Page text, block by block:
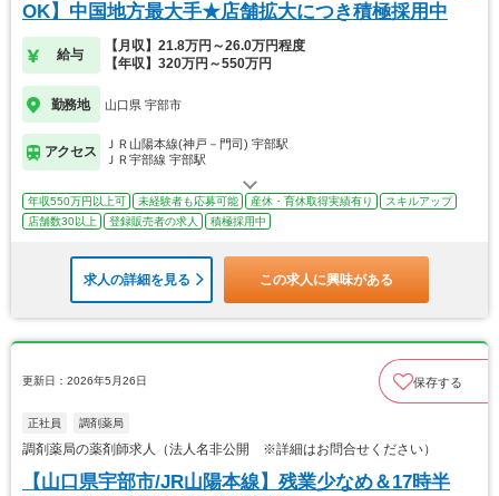
OK】中国地方最大手★店舗拡大につき積極採用中
給与
【月収】21.8万円～26.0万円程度
【年収】320万円～550万円
勤務地 山口県 宇部市
アクセス
ＪＲ山陽本線(神戸－門司) 宇部駅
ＪＲ宇部線 宇部駅
年収550万円以上可 未経験者も応募可能 産休・育休取得実績有り
スキルアップ
店舗数30以上
登録販売者の求人 積極採用中
求人の詳細を見る この求人に興味がある
更新日：2026年5月26日 保存する
正社員 調剤薬局
調剤薬局の薬剤師求人（法人名非公開 ※詳細はお問合せください）
【山口県宇部市/JR山陽本線】残業少なめ＆17時半